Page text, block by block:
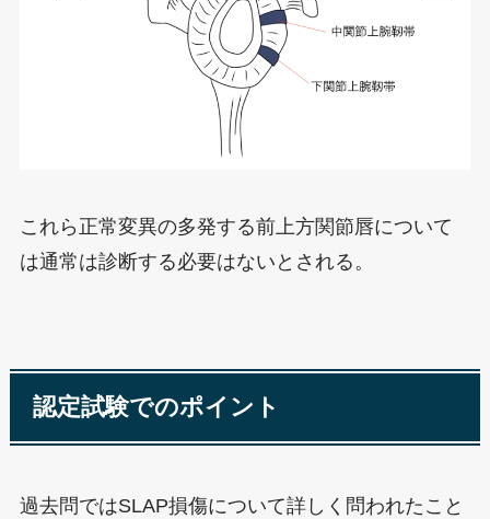
これら正常変異の多発する前上方関節唇について
は通常は診断する必要はないとされる。
認定試験でのポイント
過去問ではSLAP損傷について詳しく問われたこと